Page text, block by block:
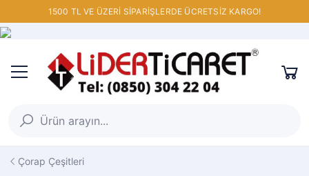
1500 TL VE ÜZERİ SİPARİŞLERDE ÜCRETSİZ KARGO!
Çorap Çeşitleri